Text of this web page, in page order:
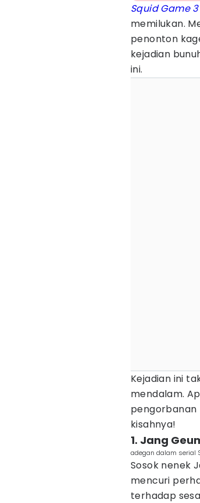
Squid Game 3
memilukan.
penonton
kejadian
ini.
Kejadian ini
mendalam.
pengorbanan
kisahnya!
1. Jang
adegan dalam serial
Sosok nenek
mencuri
terhadap